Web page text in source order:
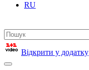
RU
Відкрити у додатку